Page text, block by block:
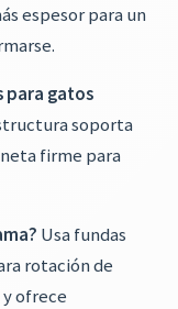
espesor para un
para gatos
soporta
firme para
Usa fundas
rotación de
ofrece